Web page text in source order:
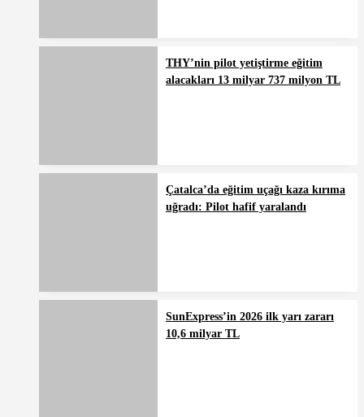
THY’nin pilot yetiştirme eğitim
alacakları 13 milyar 737 milyon TL
Çatalca’da eğitim uçağı kaza kırıma
uğradı: Pilot hafif yaralandı
SunExpress’in 2026 ilk yarı zararı
10,6 milyar TL